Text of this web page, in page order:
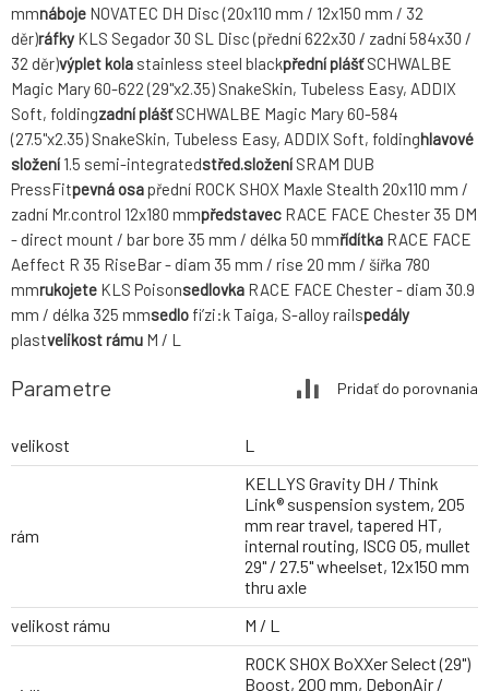
mmnáboje NOVATEC DH Disc (20x110 mm / 12x150 mm / 32
děr)ráfky KLS Segador 30 SL Disc (přední 622x30 / zadní 584x30 /
32 děr)výplet kola stainless steel blackpřední plášťSCHWALBE
Magic Mary 60-622 (29"x2.35) SnakeSkin, Tubeless Easy, ADDIX
Soft, foldingzadní plášťSCHWALBE Magic Mary 60-584
(27.5"x2.35) SnakeSkin, Tubeless Easy, ADDIX Soft, foldinghlavové
složení1.5 semi-integratedstřed.složeníSRAM DUB
PressFitpevná osapřední ROCK SHOX Maxle Stealth 20x110 mm /
zadní Mr.control 12x180 mmpředstavec RACE FACE Chester 35 DM
- direct mount / bar bore 35 mm / délka 50 mmřídítka RACE FACE
Aeffect R 35 RiseBar - diam 35 mm / rise 20 mm / šířka 780
mmrukojete KLS Poisonsedlovka RACE FACE Chester - diam 30.9
mm / délka 325 mmsedlo fi’zi:k Taiga, S-alloy railspedály
plastvelikost rámu M / L
Parametre Pridať do porovnania
velikost L
rám
KELLYS Gravity DH / Think
Link® suspension system, 205
mm rear travel, tapered HT,
internal routing, ISCG 05, mullet
29" / 27.5" wheelset, 12x150 mm
thru axle
velikost rámu
M / L
ROCK SHOX BoXXer Select (29")
Boost, 200 mm, DebonAir /